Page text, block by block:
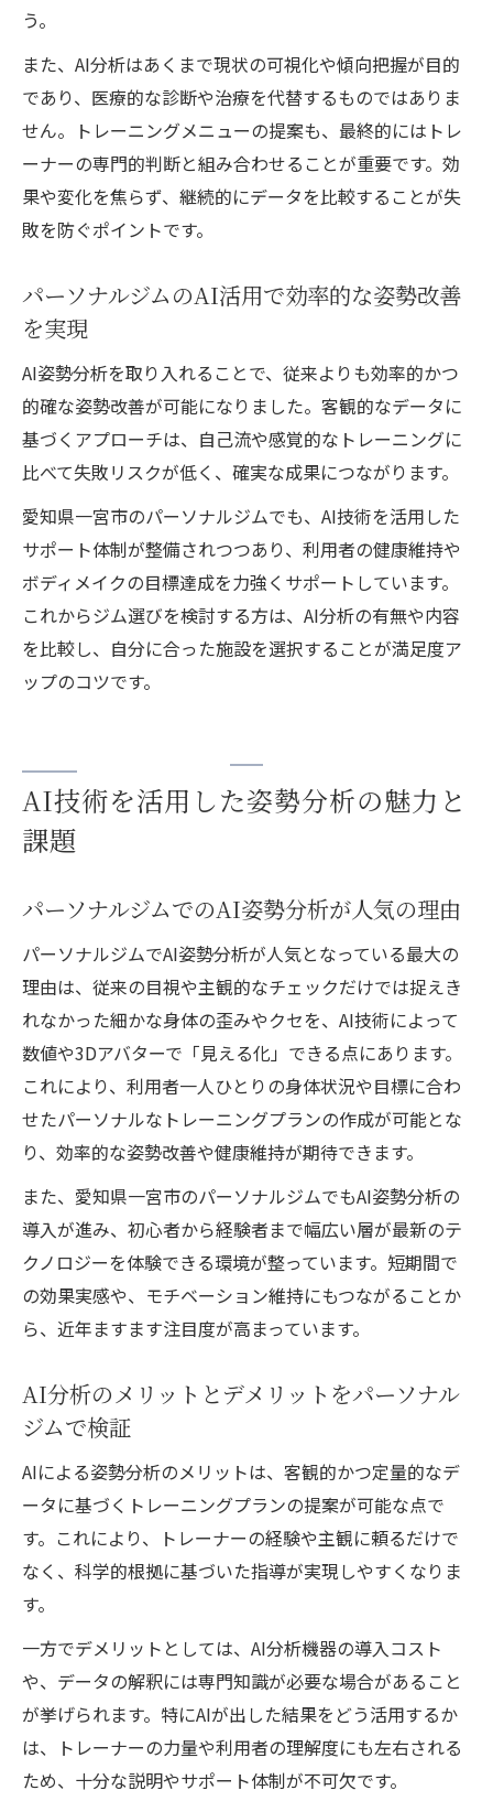
う。
また、AI分析はあくまで現状の可視化や傾向把握が目的
であり、医療的な診断や治療を代替するものではありま
せん。トレーニングメニューの提案も、最終的にはトレ
ーナーの専門的判断と組み合わせることが重要です。効
果や変化を焦らず、継続的にデータを比較することが失
敗を防ぐポイントです。
パーソナルジムのAI活用で効率的な姿勢改善
を実現
AI姿勢分析を取り入れることで、従来よりも効率的かつ
的確な姿勢改善が可能になりました。客観的なデータに
基づくアプローチは、自己流や感覚的なトレーニングに
比べて失敗リスクが低く、確実な成果につながります。
愛知県一宮市のパーソナルジムでも、AI技術を活用した
サポート体制が整備されつつあり、利用者の健康維持や
ボディメイクの目標達成を力強くサポートしています。
これからジム選びを検討する方は、AI分析の有無や内容
を比較し、自分に合った施設を選択することが満足度ア
ップのコツです。
AI技術を活用した姿勢分析の魅力と
課題
パーソナルジムでのAI姿勢分析が人気の理由
パーソナルジムでAI姿勢分析が人気となっている最大の
理由は、従来の目視や主観的なチェックだけでは捉えき
れなかった細かな身体の歪みやクセを、AI技術によって
数値や3Dアバターで「見える化」できる点にあります。
これにより、利用者一人ひとりの身体状況や目標に合わ
せたパーソナルなトレーニングプランの作成が可能とな
り、効率的な姿勢改善や健康維持が期待できます。
また、愛知県一宮市のパーソナルジムでもAI姿勢分析の
導入が進み、初心者から経験者まで幅広い層が最新のテ
クノロジーを体験できる環境が整っています。短期間で
の効果実感や、モチベーション維持にもつながることか
ら、近年ますます注目度が高まっています。
AI分析のメリットとデメリットをパーソナル
ジムで検証
AIによる姿勢分析のメリットは、客観的かつ定量的なデ
ータに基づくトレーニングプランの提案が可能な点で
す。これにより、トレーナーの経験や主観に頼るだけで
なく、科学的根拠に基づいた指導が実現しやすくなりま
す。
一方でデメリットとしては、AI分析機器の導入コスト
や、データの解釈には専門知識が必要な場合があること
が挙げられます。特にAIが出した結果をどう活用するか
は、トレーナーの力量や利用者の理解度にも左右される
ため、十分な説明やサポート体制が不可欠です。